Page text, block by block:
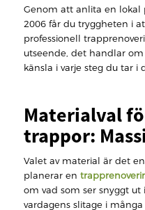
Genom att anlita en lokal
2006 får du tryggheten i
professionell
utseende, det handlar
känsla i varje steg du tar i
Materialval
trappor:
Valet av material är det
planerar en
om vad som ser snyggt
vardagens slitage i